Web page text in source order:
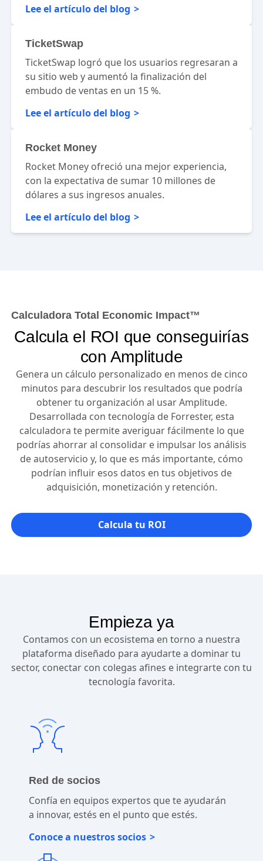
Lee el artículo del blog
TicketSwap
TicketSwap logró que los usuarios regresaran a
su sitio web y aumentó la finalización del
embudo de ventas en un 15 %.
Lee el artículo del blog
Rocket Money
Rocket Money ofreció una mejor experiencia,
con la expectativa de sumar 10 millones de
dólares a sus ingresos anuales.
Lee el artículo del blog
Calculadora Total Economic Impact™
Calcula el ROI que conseguirías
con Amplitude
Genera un cálculo personalizado en menos de cinco
minutos para descubrir los resultados que podría
obtener tu organización al usar Amplitude.
Desarrollada con tecnología de Forrester, esta
calculadora te permite averiguar fácilmente lo que
podrías ahorrar al consolidar e impulsar los análisis
de autoservicio y, lo que es más importante, cómo
podrían influir esos datos en tus objetivos de
adquisición, monetización y retención.
Calcula tu ROI
Empieza ya
Contamos con un ecosistema en torno a nuestra
plataforma diseñado para ayudarte a dominar tu
sector, conectar con colegas afines e integrarte con tu
tecnología favorita.
Red de socios
Confía en equipos expertos que te ayudarán
a innovar, estés en el punto que estés.
Conoce a nuestros socios